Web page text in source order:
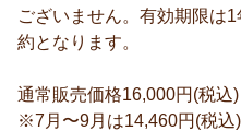
ございません。有効期限は
約となります。
通常販売価格16,000円(税
※7月〜9月は14,460円(税込)